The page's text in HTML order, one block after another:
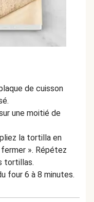
de cuisson
une moitié de
pliez la tortilla en
». Répétez
tortillas.
four 6 à 8 minutes.